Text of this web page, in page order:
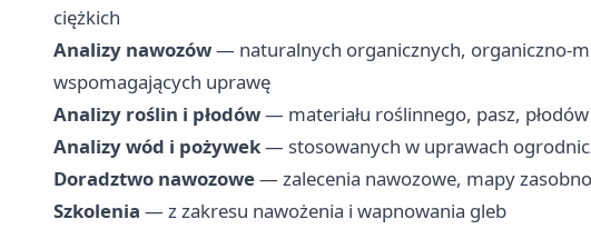
ciężkich
Analizy nawozów— naturalnych organicznych, organiczno-
wspomagających uprawę
Analizy roślin i płodów— materiału roślinnego, pasz,
Analizy wód i pożywek— stosowanych w uprawach
Doradztwo nawozowe— zalecenia nawozowe, mapy
Szkolenia — z zakresu nawożenia i wapnowania gleb